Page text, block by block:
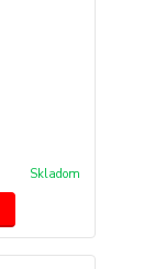
Skladom